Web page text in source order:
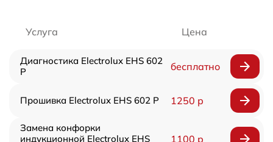
Услуга Цена
Диагностика Electrolux EHS 602
P
бесплатно
Прошивка Electrolux EHS 602 P 1250 р
Замена конфорки
индукционной Electrolux EHS
1100 р